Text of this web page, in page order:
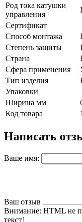
Род тока катушки
управления
Сертификат
Способ монтажа
Степень защиты
Страна
Сфера применения
Тип изделия
Упаковки
Ширина мм
Код товара
Написать
Ваше имя:
Ваш отзыв
Внимание: HTML не
текст!